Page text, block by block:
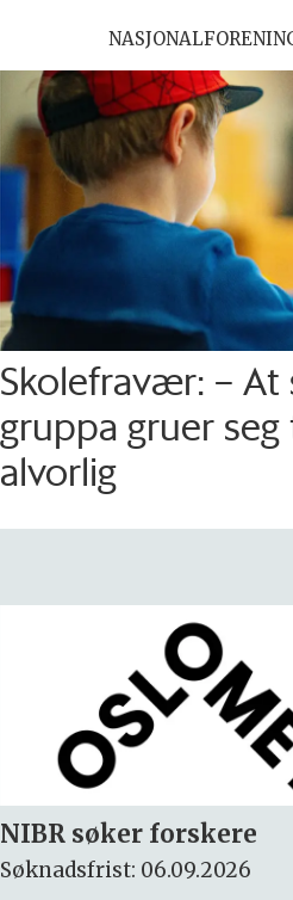
Skolefravær: – At
gruppa gruer
alvorlig
Rektor
Søknadsfrist: 15.09.2026